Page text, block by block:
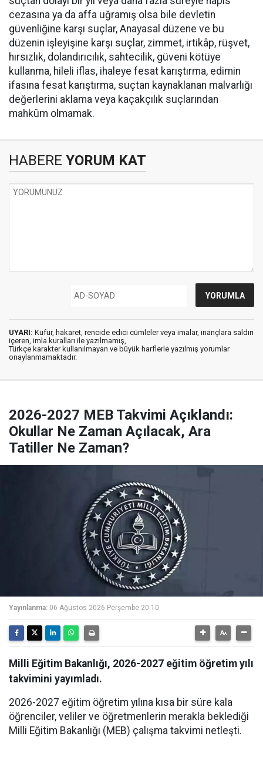
cezasına ya da affa uğramış olsa bile devletin
güvenliğine karşı suçlar, Anayasal düzene ve bu
düzenin işleyişine karşı suçlar, zimmet, irtikâp, rüşvet,
hırsızlık, dolandırıcılık, sahtecilik, güveni kötüye
kullanma, hileli iflas, ihaleye fesat karıştırma, edimin
ifasına fesat karıştırma, suçtan kaynaklanan malvarlığı
değerlerini aklama veya kaçakçılık suçlarından
mahkûm olmamak.
HABERE YORUM KAT
UYARI: Küfür, hakaret, rencide edici cümleler veya imalar, inançlara saldırı
içeren, imla kuralları ile yazılmamış,
Türkçe karakter kullanılmayan ve büyük harflerle yazılmış yorumlar
onaylanmamaktadır.
2026-2027 MEB Takvimi Açıklandı:
Okullar Ne Zaman Açılacak, Ara
Tatiller Ne Zaman?
Yayınlanma: 06 Ağustos 2026 Perşembe 20:10
Milli Eğitim Bakanlığı, 2026-2027 eğitim öğretim yılı
takvimini yayımladı.
2026-2027 eğitim öğretim yılına kısa bir süre kala
öğrenciler, veliler ve öğretmenlerin merakla beklediği
Milli Eğitim Bakanlığı (MEB) çalışma takvimi netleşti.